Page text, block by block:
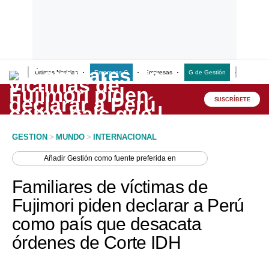
Últimas Noticias Empresas G Empresas G de Gestión
Lo último
Peru Quiosco
Economía
Mercados
Perú
SUSCRÍBETE
GESTION > MUNDO > INTERNACIONAL
AñadirGestión como fuente preferida en
Familiares de víctimas de
Fujimori piden declarar a Perú
como país que desacata
órdenes de Corte IDH